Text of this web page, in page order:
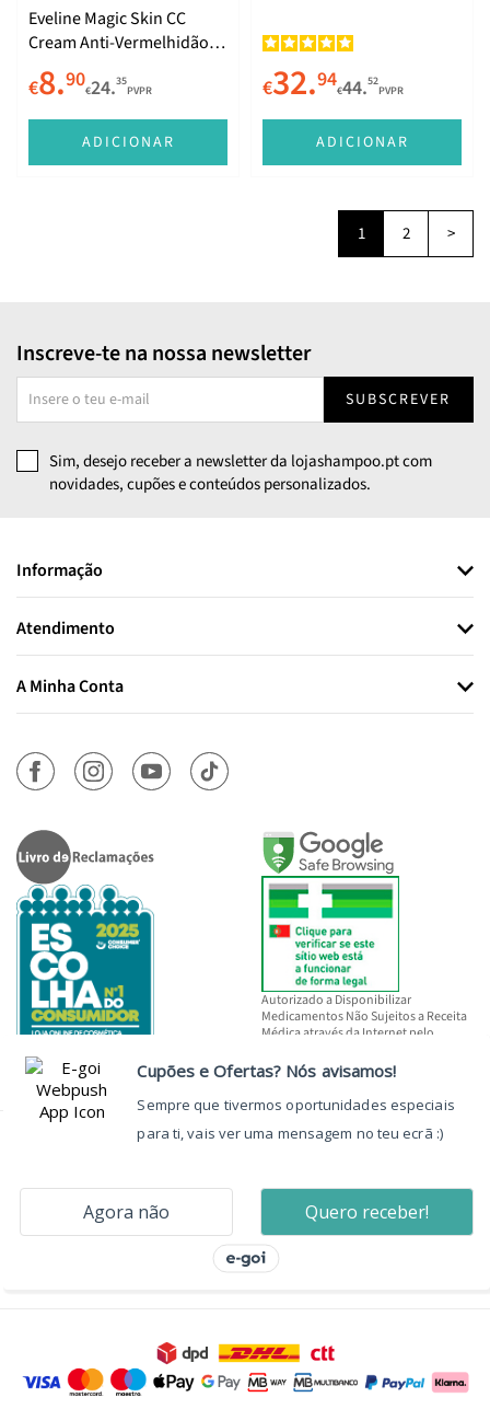
Eveline Magic Skin CC
Cream Anti-Vermelhidão 8
em 1 50ml
€8.90€24.35
PVPR
ADICIONAR
€32.94€44.52
PVPR
ADICIONAR
1 2 >
Inscreve-te na nossa newsletter
SUBSCREVER
Sim, desejo receber a newsletter da lojashampoo.pt com
novidades, cupões e conteúdos personalizados.
Informação
Atendimento
A Minha Conta
Autorizado a Disponibilizar
Medicamentos Não Sujeitos a Receita
Médica através da Internet pelo